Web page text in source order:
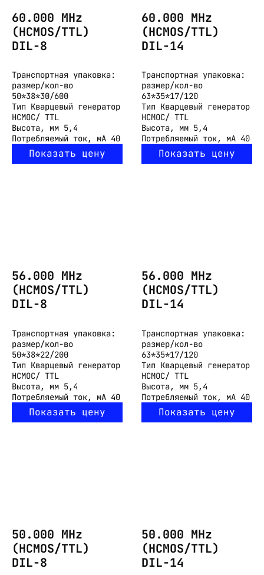
60.000 MHz
(HCMOS/TTL)
DIL-8
Транспортная упаковка:
размер/кол-во
50*38*30/600
Тип Кварцевый генератор
HCMOC/ TTL
Высота, мм 5,4
Потребляемый ток, мА 40
Показать цену
60.000 MHz
(HCMOS/TTL)
DIL-14
Транспортная упаковка:
размер/кол-во
63*35*17/120
Тип Кварцевый генератор
HCMOC/ TTL
Высота, мм 5,4
Потребляемый ток, мА 40
Показать цену
56.000 MHz
(HCMOS/TTL)
DIL-8
Транспортная упаковка:
размер/кол-во
50*38*22/200
Тип Кварцевый генератор
HCMOC/ TTL
Высота, мм 5,4
Потребляемый ток, мА 40
Показать цену
56.000 MHz
(HCMOS/TTL)
DIL-14
Транспортная упаковка:
размер/кол-во
63*35*17/120
Тип Кварцевый генератор
HCMOC/ TTL
Высота, мм 5,4
Потребляемый ток, мА 40
Показать цену
50.000 MHz
(HCMOS/TTL)
DIL-8
50.000 MHz
(HCMOS/TTL)
DIL-14